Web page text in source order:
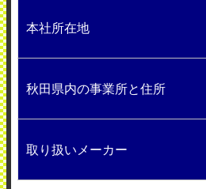
本社所在地
秋田県内の事業所と住所
取り扱いメーカー